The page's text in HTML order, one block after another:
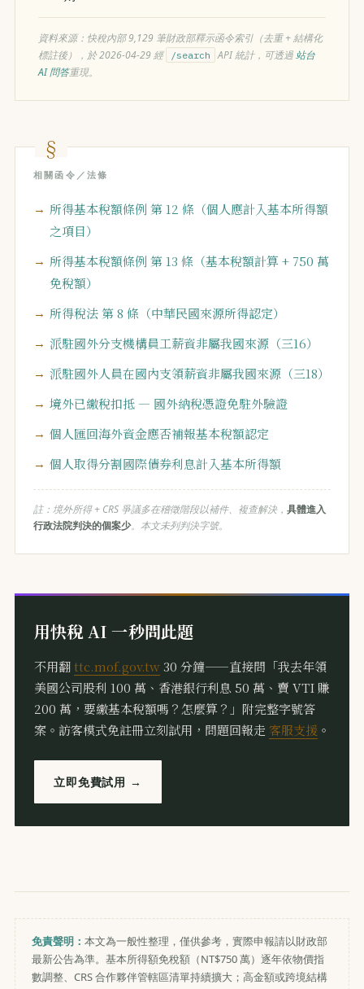
資料來源：快稅內部 9,129 筆財政部釋示函令索引（去重 + 結構化
標註後），於 2026-04-29 經
/search API 統計，可透過站台
AI 問答重現。
相關函令／法條
所得基本稅額條例 第 12 條（個人應計入基本所得額
之項目）
所得基本稅額條例 第 13 條（基本稅額計算 + 750 萬
免稅額）
所得稅法 第 8 條（中華民國來源所得認定）
派駐國外分支機構員工薪資非屬我國來源（三16）
派駐國外人員在國內支領薪資非屬我國來源（三18）
境外已繳稅扣抵 — 國外納稅憑證免駐外驗證
個人匯回海外資金應否補報基本稅額認定
個人取得分割國際債券利息計入基本所得額
註：境外所得 + CRS 爭議多在稽徵階段以補件、複查解決， 具體進入
行政法院判決的個案少。本文未列判決字號。
用快稅 AI 一秒問此題
不用翻ttc.mof.gov.tw 30 分鐘——直接問「我去年領
美國公司股利 100 萬、香港銀行利息 50 萬、賣 VTI 賺
200 萬，要繳基本稅額嗎？怎麼算？」附完整字號答
案。訪客模式免註冊立刻試用，問題回報走客服支援 。
立即免費試用 →
免責聲明： 本文為一般性整理，僅供參考，實際申報請以財政部
最新公告為準。基本所得額免稅額（NT$750 萬）逐年依物價指
數調整、CRS 合作夥伴管轄區清單持續擴大；高金額或跨境結構